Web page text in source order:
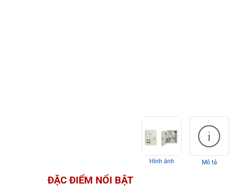
Hình ảnh Mô tả
ĐẶC ĐIỂM NỔI BẬT